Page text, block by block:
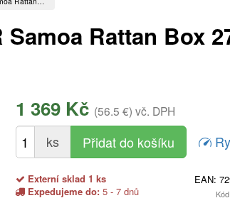
Rattan Box
1 369 Kč (56.5 €) vč. DPH
ks
Externí sklad 1 ks
Expedujeme do:5 - 7 dnů
EAN: